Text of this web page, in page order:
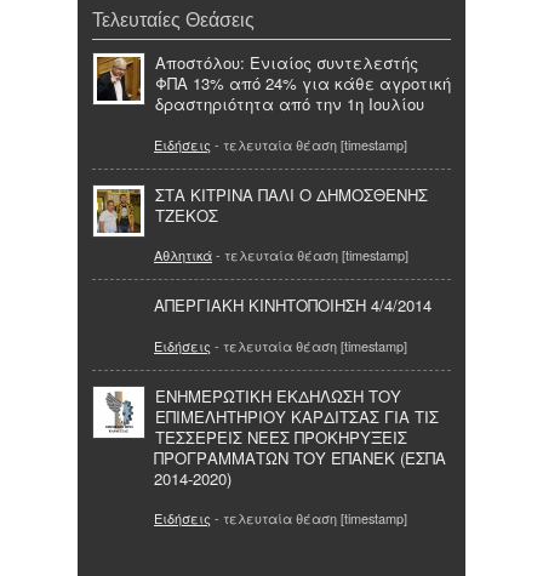
Τελευταίες Θεάσεις
Αποστόλου: Ενιαίος συντελεστής
ΦΠΑ 13% από 24% για κάθε αγροτική
δραστηριότητα από την 1η Ιουλίου
Ειδήσεις - τελευταία θέαση [timestamp]
ΣΤΑ ΚΙΤΡΙΝΑ ΠΑΛΙ Ο ΔΗΜΟΣΘΕΝΗΣ
ΤΖΕΚΟΣ
Αθλητικά- τελευταία θέαση [timestamp]
ΑΠΕΡΓΙΑΚΗ ΚΙΝΗΤΟΠΟΙΗΣΗ 4/4/2014
Ειδήσεις - τελευταία θέαση [timestamp]
ΕΝΗΜΕΡΩΤΙΚΗ ΕΚΔΗΛΩΣΗ ΤΟΥ
ΕΠΙΜΕΛΗΤΗΡΙΟΥ ΚΑΡΔΙΤΣΑΣ ΓΙΑ ΤΙΣ
ΤΕΣΣΕΡΕΙΣ ΝΕΕΣ ΠΡΟΚΗΡΥΞΕΙΣ
ΠΡΟΓΡΑΜΜΑΤΩΝ ΤΟΥ ΕΠΑΝΕΚ (ΕΣΠΑ
2014-2020)
Ειδήσεις - τελευταία θέαση [timestamp]